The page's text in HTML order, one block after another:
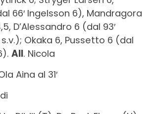
66′ Ingelsson 6), Mandragora
D’Alessandro 6 (dal 93′
Okaka 6, Pussetto 6 (dal
All. Nicola
Aina al 31′